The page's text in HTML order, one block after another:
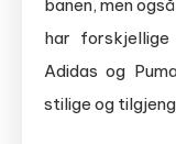
banen, men
har forskjellige
Adidas og
stilige og